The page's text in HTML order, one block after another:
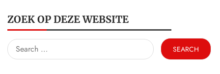
ZOEK OP DEZE WEBSITE
Search
for: